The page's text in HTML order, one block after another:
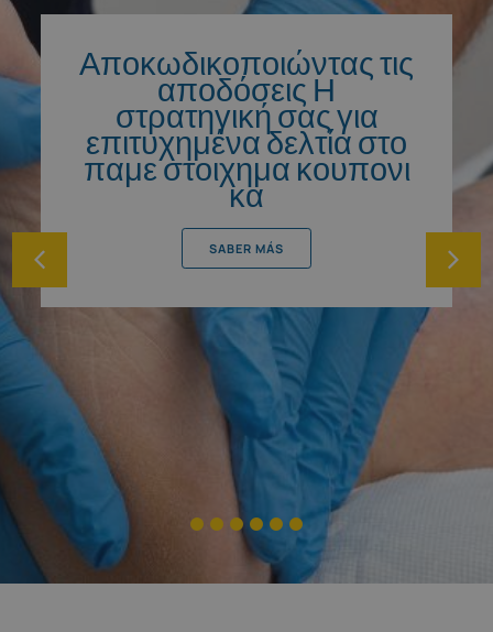
Αποκωδικοποιώντας τις
αποδόσεις Η
στρατηγική σας για
επιτυχημένα δελτία στο
παμε στοιχημα κουπονι
κα
SABER MÁS
4 5 6